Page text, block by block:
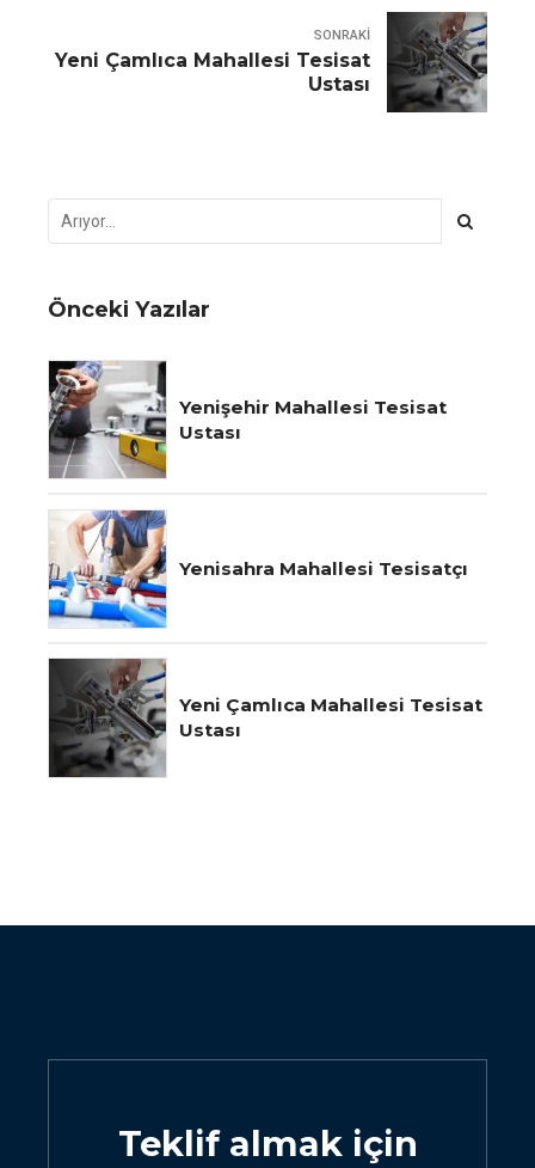
SONRAKI
Yeni Çamlıca Mahallesi Tesisat
Ustası
Önceki Yazılar
Yenişehir Mahallesi Tesisat
Ustası
Yenisahra Mahallesi Tesisatçı
Yeni Çamlıca Mahallesi Tesisat
Ustası
Teklif almak için